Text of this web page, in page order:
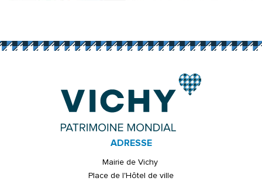
ADRESSE
Mairie de Vichy
Place de l'Hôtel de ville